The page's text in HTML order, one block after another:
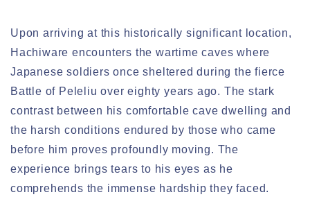
Upon arriving at this historically significant location,
Hachiware encounters the wartime caves where
Japanese soldiers once sheltered during the fierce
Battle of Peleliu over eighty years ago. The stark
contrast between his comfortable cave dwelling and
the harsh conditions endured by those who came
before him proves profoundly moving. The
experience brings tears to his eyes as he
comprehends the immense hardship they faced.